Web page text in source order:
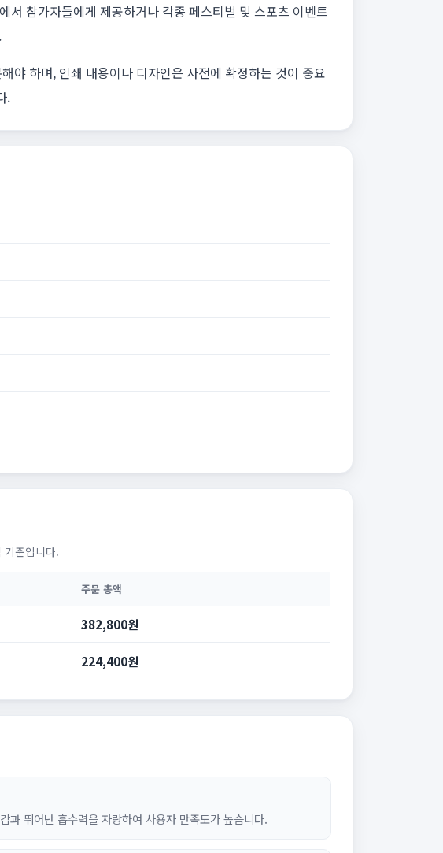
서 참가자들에게 제공하거나 각종 페스티벌 및 스포츠 이벤트
야 하며, 인쇄 내용이나 디자인은 사전에 확정하는 것이 중요
.
준입니다.
주문 총액
382,800원
224,400원
과 뛰어난 흡수력을 자랑하여 사용자 만족도가 높습니다.